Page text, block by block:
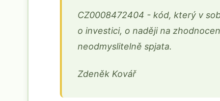
CZ0008472404 - kód, který v
o investici, o naději na
neodmyslitelně spjata.
Zdeněk Kovář